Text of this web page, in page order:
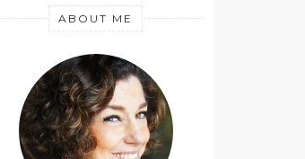
ABOUT ME